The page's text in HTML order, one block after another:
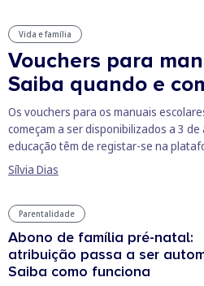
Vida e família
Vouchers para
Saiba quando e
Os vouchers para os manuais
começam a ser disponibilizados a 3
educação têm de registar-se na
Sílvia Dias
Parentalidade
Abono de família pré-natal:
atribuição passa a ser
Saiba como funciona